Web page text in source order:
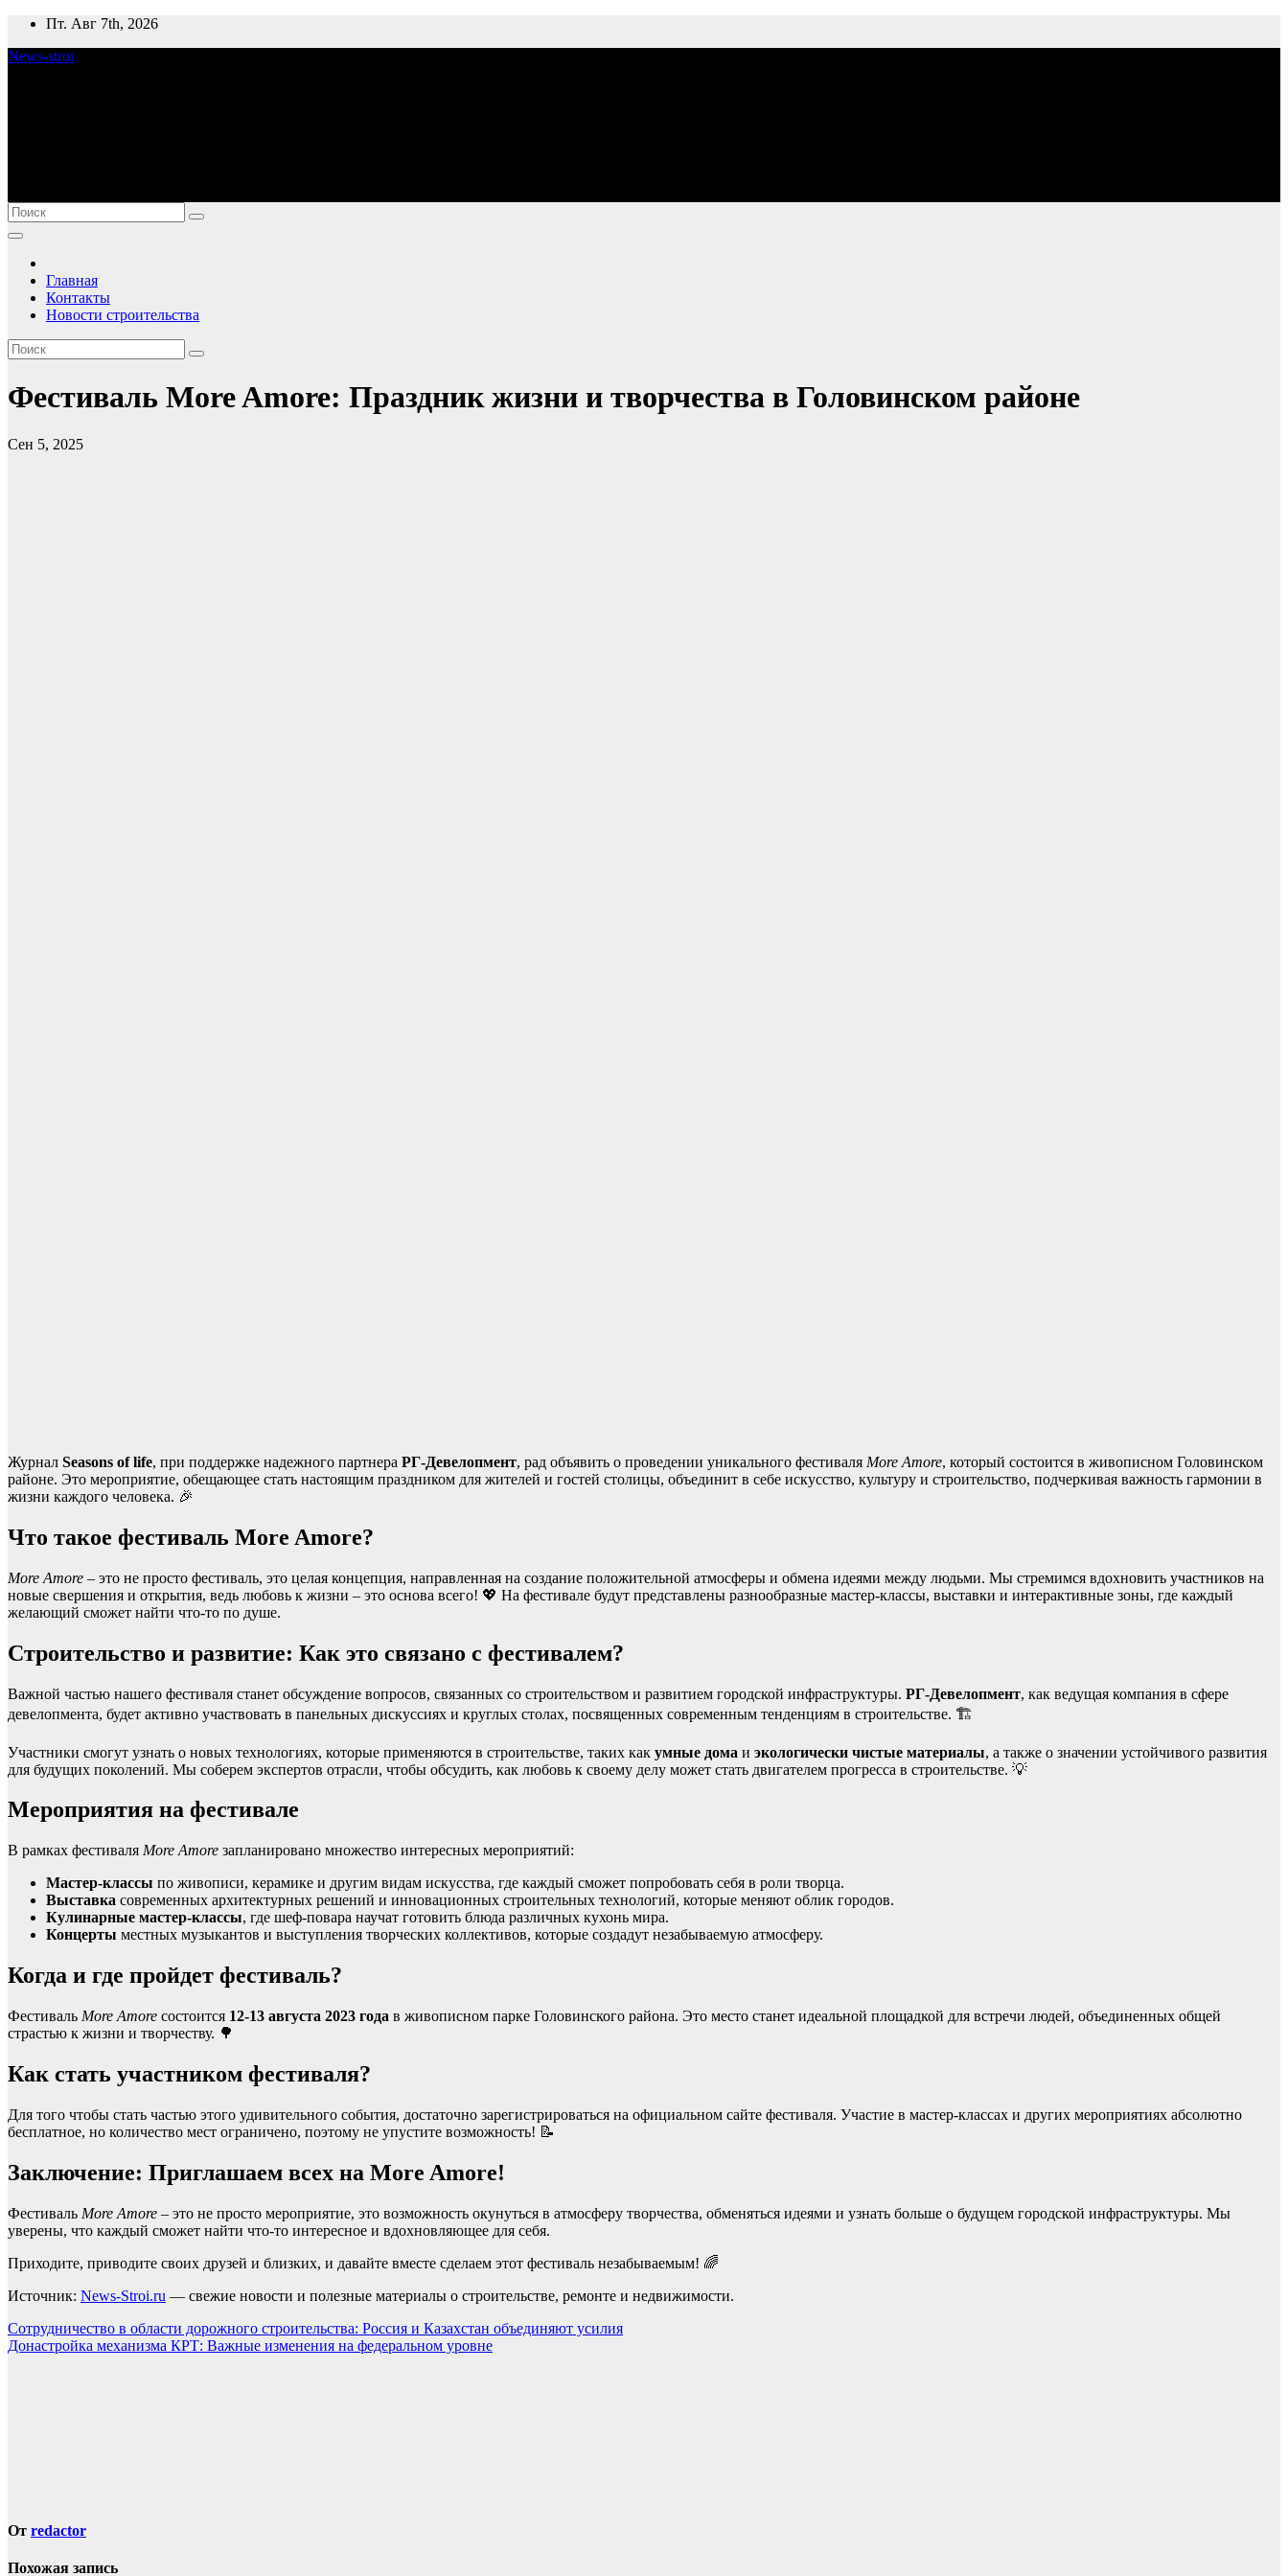
Перейти
содержимому
Пт. Авг 7th, 2026
News-stroi
Главная
Контакты
Новости строительства
Фестиваль More Amore: Праздник жизни и творчества в Головинском районе
Сен 5, 2025
Журнал Seasons of life, при поддержке надежного партнера РГ-Девелопмент, рад объявить о проведении уникального фестиваля More Amore, который состоится в живописном Головинском
районе. Это мероприятие, обещающее стать настоящим праздником для жителей и гостей столицы, объединит в себе искусство, культуру и строительство, подчеркивая важность гармонии в
жизни каждого человека. 🎉
Что такое фестиваль More Amore?
More Amore – это не просто фестиваль, это целая концепция, направленная на создание положительной атмосферы и обмена идеями между людьми. Мы стремимся вдохновить участников на
новые свершения и открытия, ведь любовь к жизни – это основа всего! 💖 На фестивале будут представлены разнообразные мастер-классы, выставки и интерактивные зоны, где каждый
желающий сможет найти что-то по душе.
Строительство и развитие: Как это связано с фестивалем?
Важной частью нашего фестиваля станет обсуждение вопросов, связанных со строительством и развитием городской инфраструктуры. РГ-Девелопмент, как ведущая компания в сфере
девелопмента, будет активно участвовать в панельных дискуссиях и круглых столах, посвященных современным тенденциям в строительстве. 🏗️
Участники смогут узнать о новых технологиях, которые применяются в строительстве, таких как умные дома и экологически чистые материалы, а также о значении устойчивого развития
для будущих поколений. Мы соберем экспертов отрасли, чтобы обсудить, как любовь к своему делу может стать двигателем прогресса в строительстве. 💡
Мероприятия на фестивале
В рамках фестиваля More Amore запланировано множество интересных мероприятий:
Мастер-классы по живописи, керамике и другим видам искусства, где каждый сможет попробовать себя в роли творца.
Выставка современных архитектурных решений и инновационных строительных технологий, которые меняют облик городов.
Кулинарные мастер-классы, где шеф-повара научат готовить блюда различных кухонь мира.
Концерты местных музыкантов и выступления творческих коллективов, которые создадут незабываемую атмосферу.
Когда и где пройдет фестиваль?
Фестиваль More Amore состоится 12-13 августа 2023 года в живописном парке Головинского района. Это место станет идеальной площадкой для встречи людей, объединенных общей
страстью к жизни и творчеству. 🌳
Как стать участником фестиваля?
Для того чтобы стать частью этого удивительного события, достаточно зарегистрироваться на официальном сайте фестиваля. Участие в мастер-классах и других мероприятиях абсолютно
бесплатное, но количество мест ограничено, поэтому не упустите возможность! 📝
Заключение: Приглашаем всех на More Amore!
Фестиваль More Amore – это не просто мероприятие, это возможность окунуться в атмосферу творчества, обменяться идеями и узнать больше о будущем городской инфраструктуры. Мы
уверены, что каждый сможет найти что-то интересное и вдохновляющее для себя.
Приходите, приводите своих друзей и близких, и давайте вместе сделаем этот фестиваль незабываемым! 🌈
Источник: News-Stroi.ru — свежие новости и полезные материалы о строительстве, ремонте и недвижимости.
Навигация
по
Сотрудничество в области дорожного строительства: Россия и Казахстан объединяют усилия
Донастройка механизма КРТ: Важные изменения на федеральном уровне
От redactor
Похожая запись